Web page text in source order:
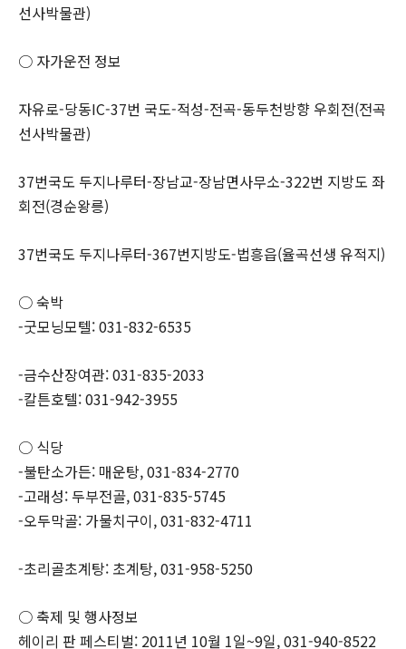
선사박물관)
○ 자가운전 정보
자유로-당동IC-37번 국도-적성-전곡-동두천방향 우회전(전곡
선사박물관)
37번국도 두지나루터-장남교-장남면사무소-322번 지방도 좌
회전(경순왕릉)
37번국도 두지나루터-367번지방도-법흥읍(율곡선생 유적지)
○ 숙박
-굿모닝모텔: 031-832-6535
-금수산장여관: 031-835-2033
-칼튼호텔: 031-942-3955
○ 식당
-불탄소가든: 매운탕, 031-834-2770
-고래성: 두부전골, 031-835-5745
-오두막골: 가물치구이, 031-832-4711
-초리골초계탕: 초계탕, 031-958-5250
○ 축제 및 행사정보
헤이리 판 페스티벌: 2011년 10월 1일~9일, 031-940-8522